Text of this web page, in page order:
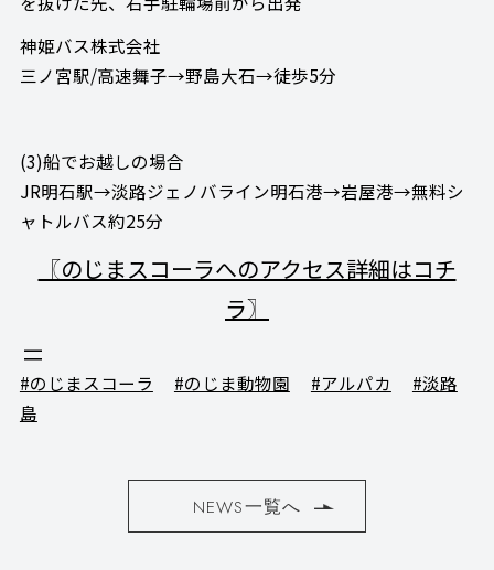
神姫バス株式会社
三ノ宮駅/高速舞子→野島大石→徒歩5分
(3)船でお越しの場合
JR明石駅→淡路ジェノバライン明石港→岩屋港→無料シ
ャトルバス約25分
〖のじまスコーラへのアクセス詳細はコチ
ラ〗
#のじまスコーラ #のじま動物園 #アルパカ
#淡路
島
NEWS一覧へ